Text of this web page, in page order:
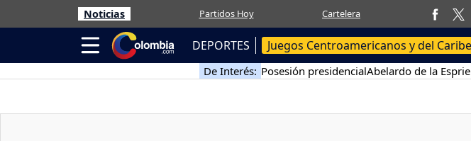
Noticias Partidos Hoy Cartelera
DEPORTES Juegos Centroamericanos y del Caribe
De Interés: Posesión presidencialAbelardo de la